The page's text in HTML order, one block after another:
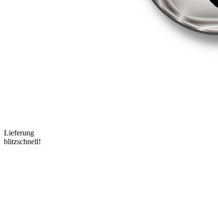
Lieferung
blitzschnell!